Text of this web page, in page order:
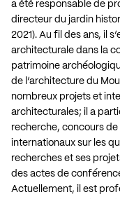
a été responsable de
directeur du jardin
2021). Au fil des ans, il
architecturale dans la
patrimoine
de l’architecture du
nombreux projets et
architecturales; il a
recherche, concours
internationaux sur les
recherches et ses
des actes de
Actuellement, il est